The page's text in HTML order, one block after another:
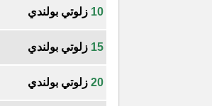
10 زلوتي بولندي
15 زلوتي بولندي
20 زلوتي بولندي